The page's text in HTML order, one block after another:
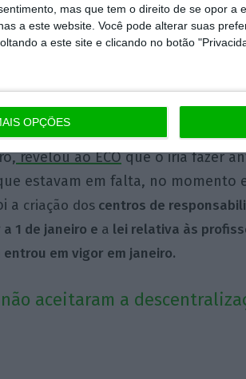
mas que tem o direito de se opor a
a este website. Você pode alterar suas
a este site e clicando no botão
OPÇÕES
a incapacidade de concluir o
de competências da
tem seis meses para responder à
cumpridos do PRR, mas a
revelou ao ECOque o iria fazer
estavam em falta, no momento
a criação doscentros de
1 de janeiro e a lei relativa às
em vigor em janeiro.
aceitaram a